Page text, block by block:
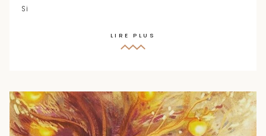
Si
LIRE PLUS